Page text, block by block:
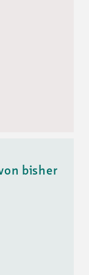
bisher